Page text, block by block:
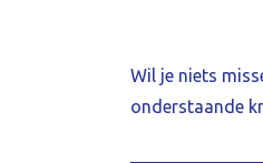
Wil je niets
onderstaande